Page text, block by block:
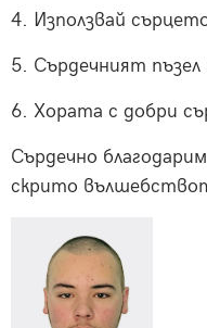
4. Използвай
5. Сърдечният
6. Хората с добри
Сърдечно
скрито